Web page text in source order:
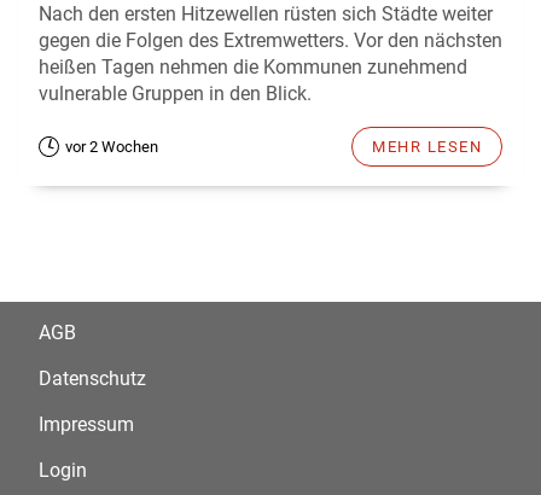
Nach den ersten Hitzewellen rüsten sich Städte weiter
gegen die Folgen des Extremwetters. Vor den nächsten
heißen Tagen nehmen die Kommunen zunehmend
vulnerable Gruppen in den Blick.
vor 2 Wochen MEHR LESEN
AGB
Datenschutz
Impressum
Login